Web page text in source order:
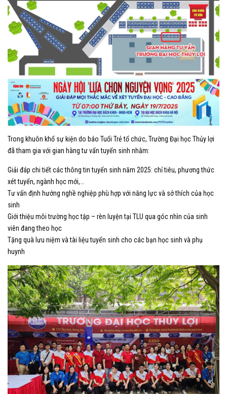
Trong khuôn khổ sự kiện do báo Tuổi Trẻ tổ chức, Trường Đại học Thủy lợi
đã tham gia với gian hàng tư vấn tuyển sinh nhằm:
Giải đáp chi tiết các thông tin tuyển sinh năm 2025: chỉ tiêu, phương thức
xét tuyển, ngành học mới,…
Tư vấn định hướng nghề nghiệp phù hợp với năng lực và sở thích của học
sinh
Giới thiệu môi trường học tập – rèn luyện tại TLU qua góc nhìn của sinh
viên đang theo học
Tặng quà lưu niệm và tài liệu tuyển sinh cho các bạn học sinh và phụ
huynh